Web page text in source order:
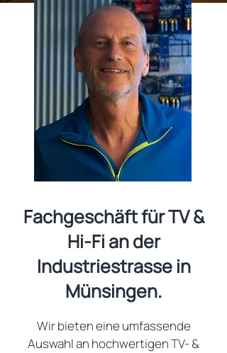
Fachgeschäft für TV &
Hi-Fi an der
Industriestrasse in
Münsingen.
Wir bieten eine umfassende
Auswahl an hochwertigen TV- &